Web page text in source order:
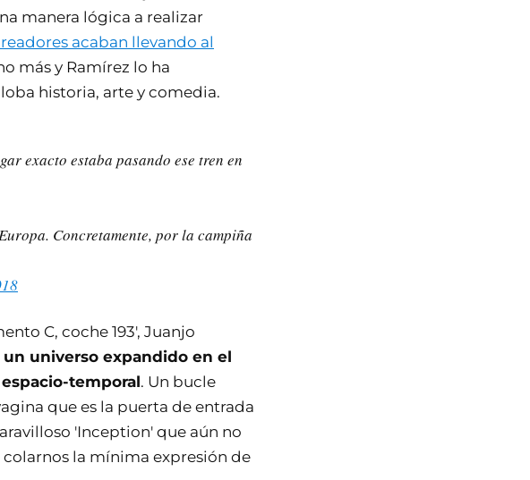
manera lógica a realizar
acaban llevando al
más y Ramírez lo ha
historia, arte y comedia.
exacto estaba pasando ese tren en
Concretamente, por la campiña
C, coche 193', Juanjo
universo expandido en el
temporal. Un bucle
que es la puerta de entrada
'Inception' que aún no
la mínima expresión de